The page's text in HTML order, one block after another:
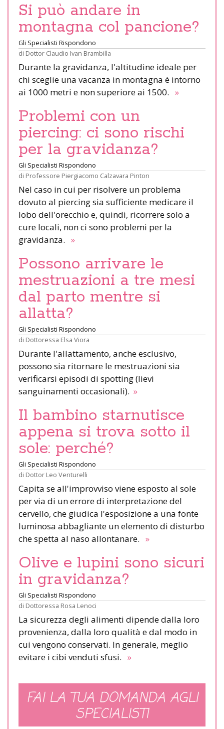
Si può andare in
montagna col pancione?
Gli Specialisti Rispondono
di Dottor Claudio Ivan Brambilla
Durante la gravidanza, l'altitudine ideale per
chi sceglie una vacanza in montagna è intorno
ai 1000 metri e non superiore ai 1500. »
Problemi con un
piercing: ci sono rischi
per la gravidanza?
Gli Specialisti Rispondono
di Professore Piergiacomo Calzavara Pinton
Nel caso in cui per risolvere un problema
dovuto al piercing sia sufficiente medicare il
lobo dell'orecchio e, quindi, ricorrere solo a
cure locali, non ci sono problemi per la
gravidanza. »
Possono arrivare le
mestruazioni a tre mesi
dal parto mentre si
allatta?
Gli Specialisti Rispondono
di Dottoressa Elsa Viora
Durante l'allattamento, anche esclusivo,
possono sia ritornare le mestruazioni sia
verificarsi episodi di spotting (lievi
sanguinamenti occasionali). »
Il bambino starnutisce
appena si trova sotto il
sole: perché?
Gli Specialisti Rispondono
di Dottor Leo Venturelli
Capita se all'improvviso viene esposto al sole
per via di un errore di interpretazione del
cervello, che giudica l'esposizione a una fonte
luminosa abbagliante un elemento di disturbo
che spetta al naso allontanare. »
Olive e lupini sono sicuri
in gravidanza?
Gli Specialisti Rispondono
di Dottoressa Rosa Lenoci
La sicurezza degli alimenti dipende dalla loro
provenienza, dalla loro qualità e dal modo in
cui vengono conservati. In generale, meglio
evitare i cibi venduti sfusi. »
FAI LA TUA DOMANDA AGLI
SPECIALISTI